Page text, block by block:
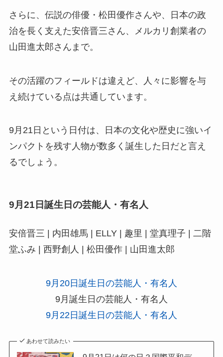
さらに、伝説の俳優・松田優作さんや、日本の政
治を長く支えた安倍晋三さん、メルカリ創業者の
山田進太郎さんまで。
その活躍のフィールドは違えど、人々に影響を与
え続けている点は共通しています。
9月21日という日付は、日本の文化や歴史に強いイ
ンパクトを残す人物が数多く誕生した日だと言え
るでしょう。
9月21日誕生日の芸能人・有名人
安倍晋三 | 内田雄馬 | ELLY | 趣里 | 堂真理子 | 二階
堂ふみ | 西野創人 | 松田優作 | 山田進太郎
9月20日誕生日の芸能人・有名人
9月誕生日の芸能人・有名人
9月22日誕生日の芸能人・有名人
あわせて読みたい